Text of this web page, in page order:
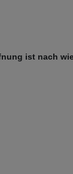
ist nach